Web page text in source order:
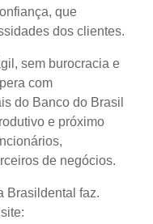
que
dos clientes.
sem burocracia e
com
do Banco do Brasil
e próximo
de negócios.
Brasildental faz.